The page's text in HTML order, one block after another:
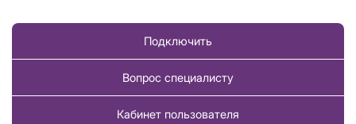
Подключить
Вопрос специалисту
Кабинет пользователя